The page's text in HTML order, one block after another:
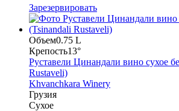
Зарезервировать
Объем0.75 L
Крепость13°
Руставели Цинандали вино сухое
Rustaveli)
Khvanchkara Winery
Грузия
Сухое